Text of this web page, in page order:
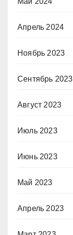
Апрель 2024
Ноябрь 2023
Сентябрь 2023
Август 2023
Июль 2023
Июнь 2023
Май 2023
Апрель 2023